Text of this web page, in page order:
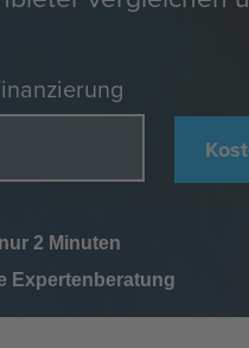
2 Minuten
Expertenberatung